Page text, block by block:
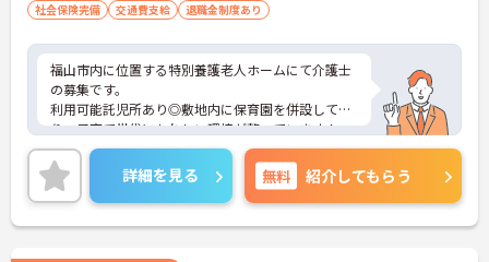
社会保険完備
交通費支給 退職金制度あり
福山市内に位置する特別養護老人ホームにて介護士
の募集です。
利用可能託児所あり◎敷地内に保育園を併設してお
り、子育て世代にもれしい環境が整っています！
また研修制度も充実♪スキルアップ、知識の向上の
ため施設内・施設外問わず研修の実施がさかんで
す。
ご興味ある方には、面接対策ポイントなど、さらに
詳細をお話しいたしますのでお気軽にご相談くださ
詳細を見る 無料 紹介してもらう